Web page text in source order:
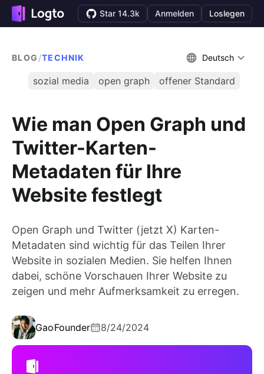
Star 14.3k Anmelden Loslegen
BLOG /TECHNIK Deutsch
sozial media open graph offener Standard
Wie man Open Graph und
Twitter-Karten-
Metadaten für Ihre
Website festlegt
Open Graph und Twitter (jetzt X) Karten-
Metadaten sind wichtig für das Teilen Ihrer
Website in sozialen Medien. Sie helfen Ihnen
dabei, schöne Vorschauen Ihrer Website zu
zeigen und mehr Aufmerksamkeit zu erregen.
GaoFounder 8/24/2024